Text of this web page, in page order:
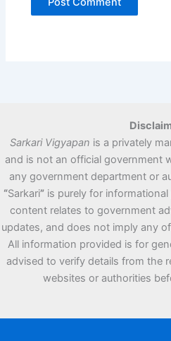
Sarkari Vigyapan is a privately
and is not an official government
any government department or
“Sarkari” is purely for
content relates to government
updates, and does not imply any
All information provided is for
advised to verify details from the
websites or authorities